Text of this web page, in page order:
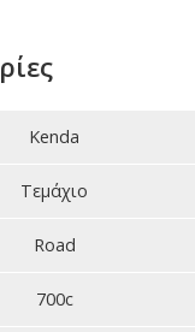
Kenda
Τεμάχιο
Road
700c